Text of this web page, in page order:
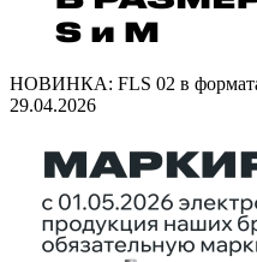
НОВИНКА: FLS 02 в
29.04.2026